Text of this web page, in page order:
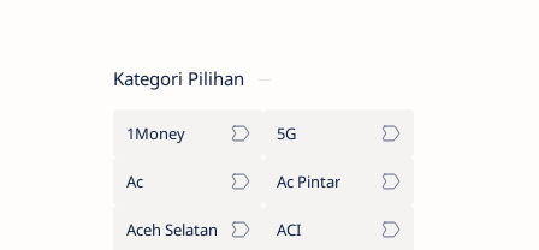
Kategori Pilihan
1Money 5G
Ac Ac Pintar
Aceh Selatan ACI